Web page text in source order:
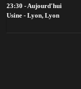
23:30 - Aujourd'hui
Usine - Lyon, Lyon